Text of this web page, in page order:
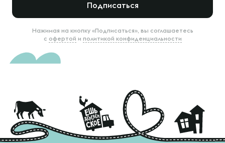
Подписаться
Нажимая на кнопку «Подписаться», вы соглашаетесь
с офертой и политикой конфиденциальности